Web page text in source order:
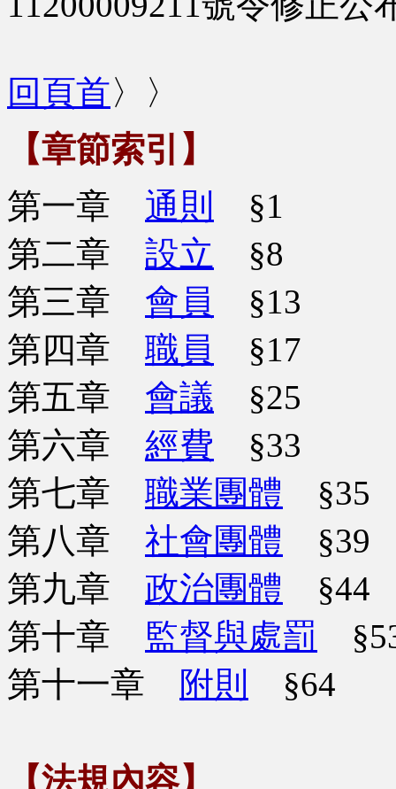
回頁首〉〉
【章節索引】
第一章 通則
§1
第二章 設立 §8
第三章 會員
§13
第四章 職員
§17
第五章 會議 §25
第六章 經費 §33
第七章 職業團體 §35
第八章 社會團體 §39
第九章 政治團體 §44
第十章 監督與處罰
第十一章
附則 §64
【法規內容】